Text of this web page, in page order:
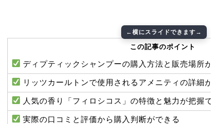
この記事のポイント
ディプティックシャンプーの購入方法と販売場所が
リッツカールトンで使用されるアメニティの詳細が
人気の香り「フィロシコス」の特徴と魅力が把握で
実際の口コミと評価から購入判断ができる